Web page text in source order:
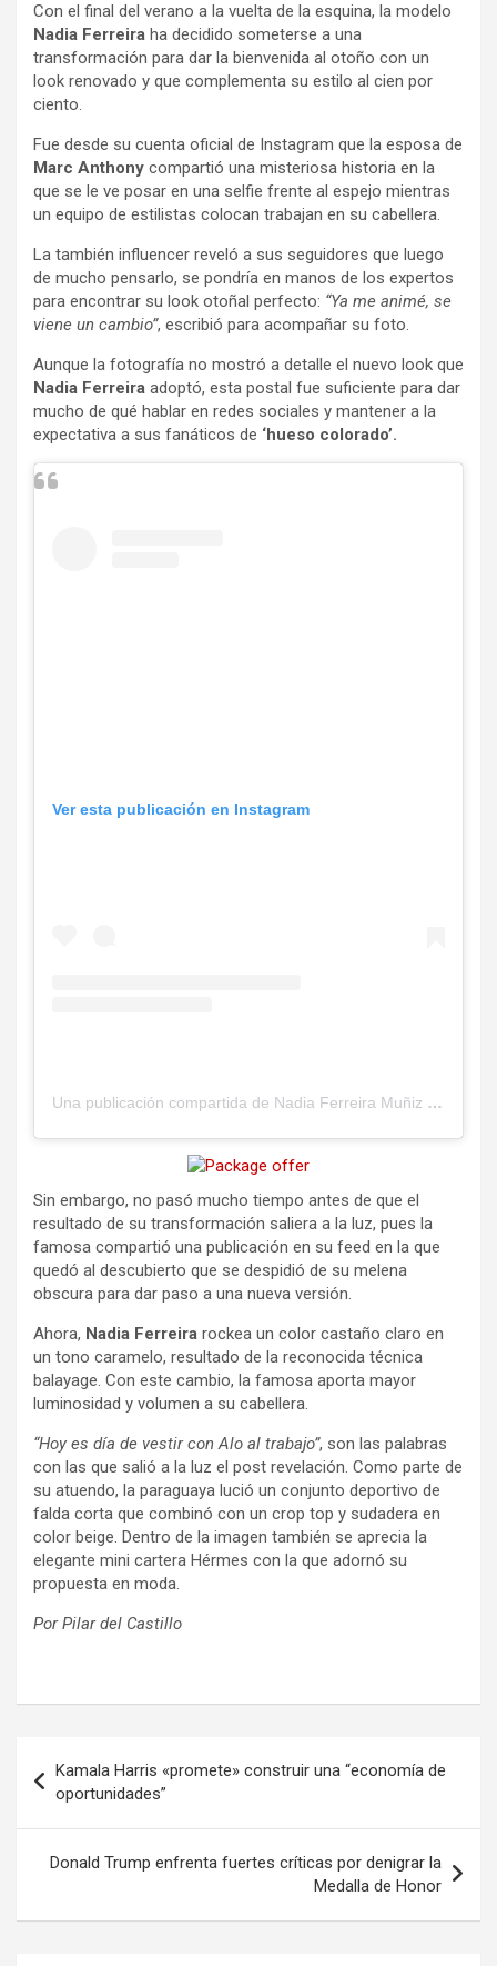
Con el final del verano a la vuelta de la esquina, la modelo
Nadia Ferreira ha decidido someterse a una
transformación para dar la bienvenida al otoño con un
look renovado y que complementa su estilo al cien por
ciento.
Fue desde su cuenta oficial de Instagram que la esposa de
Marc Anthony compartió una misteriosa historia en la
que se le ve posar en una selfie frente al espejo mientras
un equipo de estilistas colocan trabajan en su cabellera.
La también influencer reveló a sus seguidores que luego
de mucho pensarlo, se pondría en manos de los expertos
para encontrar su look otoñal perfecto: “Ya me animé, se
viene un cambio”, escribió para acompañar su foto.
Aunque la fotografía no mostró a detalle el nuevo look que
Nadia Ferreira adoptó, esta postal fue suficiente para dar
mucho de qué hablar en redes sociales y mantener a la
expectativa a sus fanáticos de ‘hueso colorado’.
Ver esta publicación en Instagram
Una publicación compartida de Nadia Ferreira Muñiz (@nadiaferreira)
Sin embargo, no pasó mucho tiempo antes de que el
resultado de su transformación saliera a la luz, pues la
famosa compartió una publicación en su feed en la que
quedó al descubierto que se despidió de su melena
obscura para dar paso a una nueva versión.
Ahora, Nadia Ferreira rockea un color castaño claro en
un tono caramelo, resultado de la reconocida técnica
balayage. Con este cambio, la famosa aporta mayor
luminosidad y volumen a su cabellera.
“Hoy es día de vestir con Alo al trabajo”, son las palabras
con las que salió a la luz el post revelación. Como parte de
su atuendo, la paraguaya lució un conjunto deportivo de
falda corta que combinó con un crop top y sudadera en
color beige. Dentro de la imagen también se aprecia la
elegante mini cartera Hérmes con la que adornó su
propuesta en moda.
Por Pilar del Castillo
de
entradas
Kamala Harris «promete» construir una “economía de
oportunidades”
Donald Trump enfrenta fuertes críticas por denigrar la
Medalla de Honor